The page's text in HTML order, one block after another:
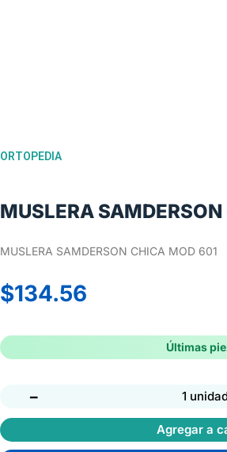
ORTOPEDIA
MUSLERA
MUSLERA SAMDERSON CHICA MOD 601
$134.56
Últimas
− 1
Agregar a